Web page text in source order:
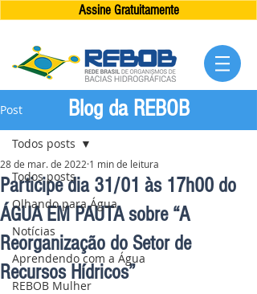
Assine Gratuitamente
Post
Todos posts
Olhando para Água
Notícias
Aprendendo com a Água
REBOB Mulher
Todos posts
Participe dia 31/01 às 17h00 do
ÁGUA EM PAUTA sobre “A
Reorganização do Setor de
Recursos Hídricos”
28 de mar. de 2022 1 min de leitura
Blog da REBOB